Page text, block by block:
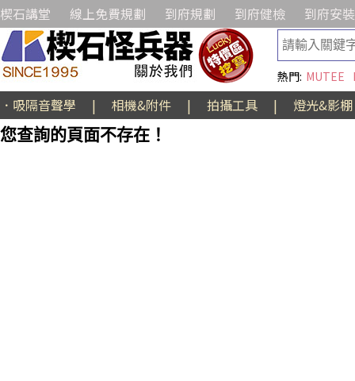
楔石講堂 線上免費規劃 到府規劃 到府健檢 到府安裝
熱門: MUTEE
．吸隔音聲學 | 相機&附件 | 拍攝工具 |
燈光&影棚
您查詢的頁面不存在！